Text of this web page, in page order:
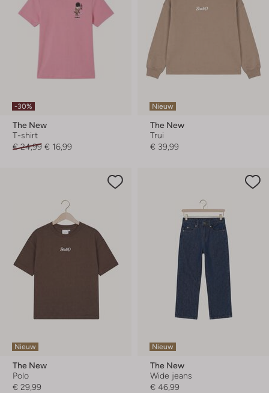
-30%
The New
T-shirt
€ 24,99 € 16,99
Nieuw
The New
Trui
€ 39,99
Nieuw
The New
Polo
€ 29,99
Nieuw
The New
Wide jeans
€ 46,99